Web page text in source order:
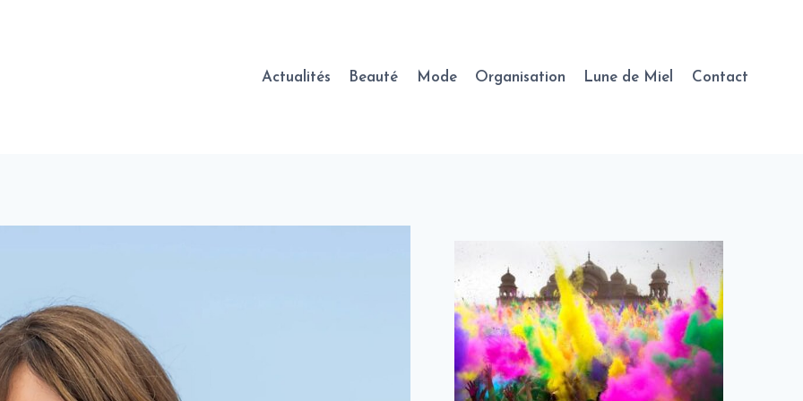
Actualités Beauté Mode Organisation Lune de Miel Contact